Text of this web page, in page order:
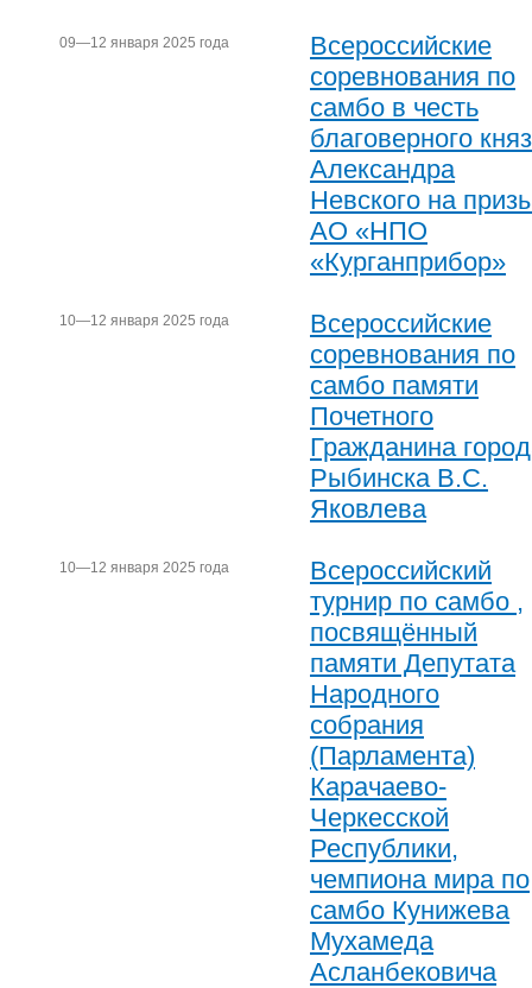
09—12 января 2025 года
Всероссийские
соревнования по
самбо в честь
благоверного
Александра
Невского на
АО «НПО
«Курганприбор»
10—12 января 2025 года
Всероссийские
соревнования по
самбо памяти
Почетного
Гражданина
Рыбинска В.С.
Яковлева
10—12 января 2025 года
Всероссийский
турнир по самбо ,
посвящённый
памяти Депутата
Народного
собрания
(Парламента)
Карачаево-
Черкесской
Республики,
чемпиона мира по
самбо Кунижева
Мухамеда
Асланбековича